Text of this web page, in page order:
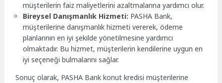
müşterilerin faiz maliyetlerini azaltmalarına yardımcı olur.
Bireysel Danışmanlık Hizmeti: PASHA Bank,
müşterilerine danışmanlık hizmeti vererek, ödeme
planlarının en iyi şekilde yönetilmesine yardımcı
olmaktadır. Bu hizmet, müşterilerin kendilerine uygun en
iyi seçeneği bulmalarını sağlar.
Sonuç olarak, PASHA Bank konut kredisi müşterilerine